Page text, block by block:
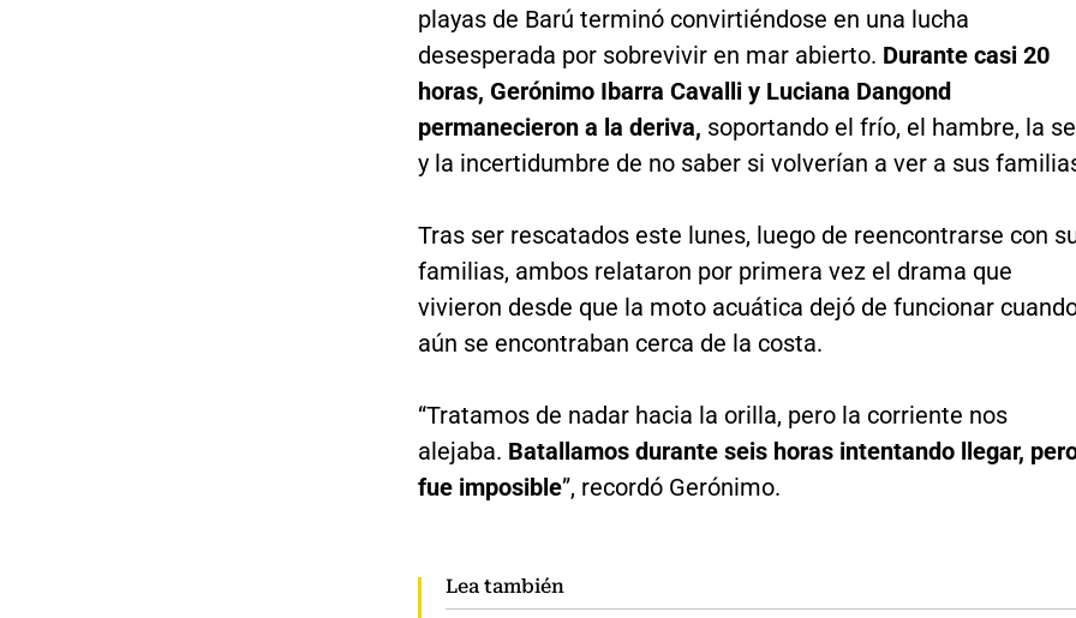
playas de Barú terminó convirtiéndose en una lucha
desesperada por sobrevivir en mar abierto. Durante casi 20
horas, Gerónimo Ibarra Cavalli y Luciana Dangond
permanecieron a la deriva, soportando el frío, el hambre, la
y la incertidumbre de no saber si volverían a ver a sus
Tras ser rescatados este lunes, luego de reencontrarse con
familias, ambos relataron por primera vez el drama que
vivieron desde que la moto acuática dejó de funcionar
aún se encontraban cerca de la costa.
“Tratamos de nadar hacia la orilla, pero la corriente nos
alejaba. Batallamos durante seis horas intentando llegar,
fue imposible”, recordó Gerónimo.
Lea también